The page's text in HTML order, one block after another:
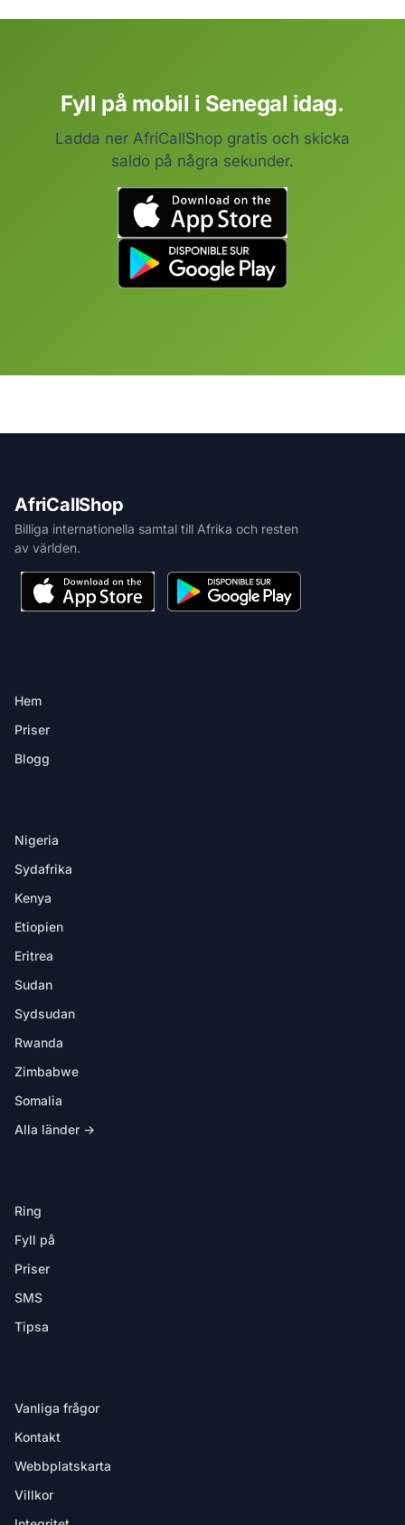
Fyll på mobil i Senegal idag.
Ladda ner AfriCallShop gratis och skicka
saldo på några sekunder.
AfriCallShop
Billiga internationella samtal till Afrika och resten
av världen.
Hem
Priser
Blogg
Nigeria
Sydafrika
Kenya
Etiopien
Eritrea
Sudan
Sydsudan
Rwanda
Zimbabwe
Somalia
Alla länder →
Ring
Fyll på
Priser
SMS
Tipsa
Vanliga frågor
Kontakt
Webbplatskarta
Villkor